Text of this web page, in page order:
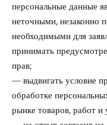
персональные данные
неточными, незаконно
необходимыми для
принимать
прав;
— выдвигать условие
обработке
рынке товаров, работ и